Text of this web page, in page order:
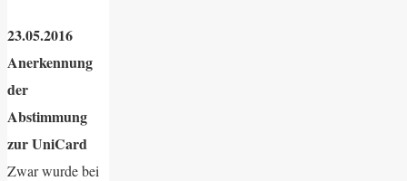
23.05.2016
Anerkennung
der
Abstimmung
zur UniCard
Zwar wurde bei